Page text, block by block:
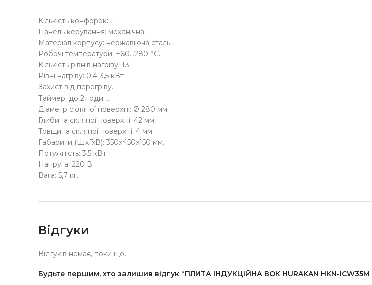
Кількість конфорок: 1.
Панель керування: механічна.
Матеріал корпусу: нержавіюча сталь.
Робочі температури: +60…280 °С.
Кількість рівнів нагріву: 13.
Рівні нагріву: 0,4-3,5 кВт.
Захист від перегріву.
Таймер: до 2 годин.
Діаметр скляної поверхні: Ø 280 мм.
Глибина скляної поверхні: 42 мм.
Товщина скляної поверхні: 4 мм.
Габарити (ШхГхВ): 350х450х150 мм.
Потужність: 3,5 кВт.
Напруга: 220 В.
Вага: 5,7 кг.
Відгуки
Відгуків немає, поки що.
Будьте першим, хто залишив відгук “ПЛИТА ІНДУКЦІЙНА ВОК HURAKAN HKN-